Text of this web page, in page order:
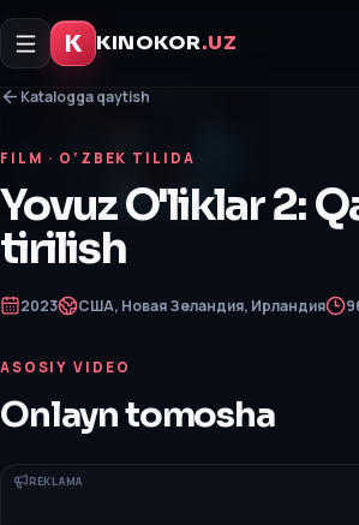
K KINOKOR.UZ
Katalogga qaytish
FILM · O‘ZBEK TILIDA
Yovuz O'liklar 2:
tirilish
2023 США, Новая Зеландия, Ирландия
ASOSIY VIDEO
Onlayn tomosha
REKLAMA